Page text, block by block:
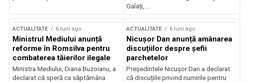
Galați,...
ACTUALITATE 6 luni ago
Ministrul Mediului anunță
reforme în Romsilva pentru
combaterea tăierilor ilegale
Ministra Mediului, Diana Buzoianu, a
declarat că speră ca săptămâna
ACTUALITATE 6 luni ago
Nicușor Dan anunță amânarea
discuțiilor despre șefii
parchetelor
Președintele Nicușor Dan a declarat
că discuțiile privind numirile pentru